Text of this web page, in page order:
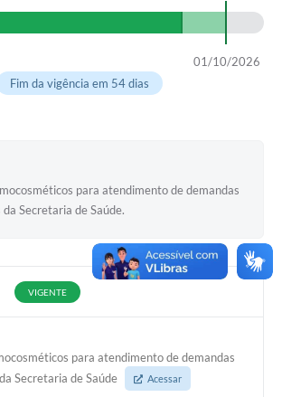
de Informática
remessa – NFSe
01/10/2026
Fim da vigência em 54 dias
para atendimento de demandas
Secretaria de Saúde.
VIGENTE
para atendimento de demandas
Secretaria de Saúde
Acessar